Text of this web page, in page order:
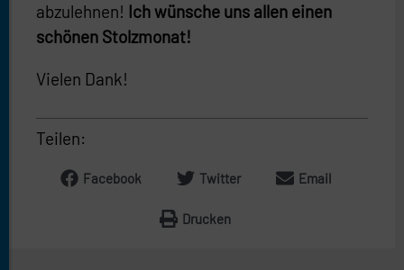
abzulehnen! Ich wünsche uns allen einen
schönen Stolzmonat!
Vielen Dank!
Teilen:
Facebook Twitter Email
Drucken